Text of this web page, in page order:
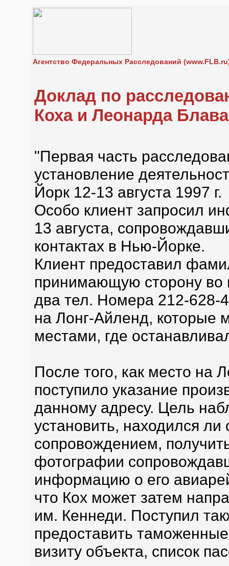
Агентство Федеральных Расследований
Доклад по
Коха и Леонарда
"Первая часть
установление
Йорк 12-13 августа 1997 г.
Особо клиент запросил
13 августа,
контактах в Нью-Йорке.
Клиент предоставил
принимающую сторону во
два тел. Номера 212-628-
на Лонг-Айленд, которые
местами, где
После того, как место на
поступило указание
данному адресу. Цель
установить, находился ли
сопровождением,
фотографии
информацию о его
что Кох может затем
им. Кеннеди. Поступил
предоставить
визиту объекта, список